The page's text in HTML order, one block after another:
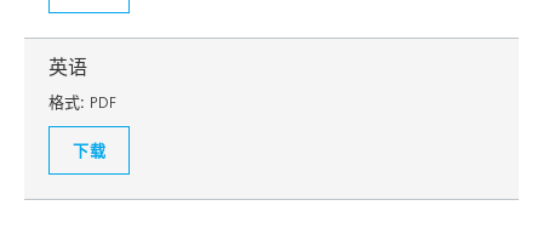
英语
格式: PDF
下载